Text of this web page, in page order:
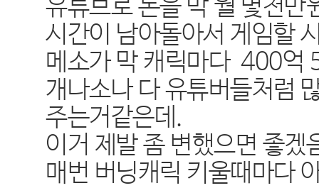
유튜브로 돈을 막 월 몇천
시간이 남아돌아서 게임할
메소가 막 캐릭마다 400억
개나소나 다 유튜버들처럼
주는거같은데.
이거 제발 좀 변했으면 좋겠
매번 버닝캐릭 키울때마다